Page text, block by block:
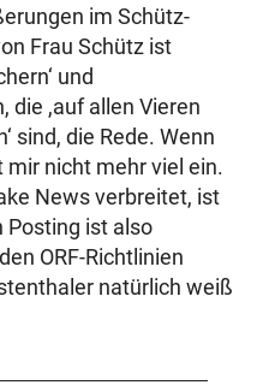
im Schütz-
Frau Schütz ist
und
die ,auf allen Vieren
sind, die Rede. Wenn
nicht mehr viel ein.
News verbreitet, ist
ist also
ORF-Richtlinien
natürlich weiß